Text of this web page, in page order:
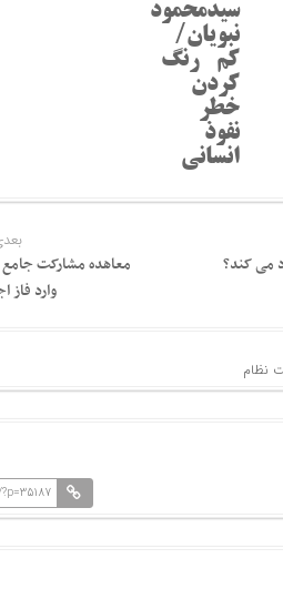
سیدمحمود
نبویان/
کم رنگ
کردن
خطر
نفوذ
انسانی
معاهده مشارکت جامع
وارد فاز
می کند؟
نظام